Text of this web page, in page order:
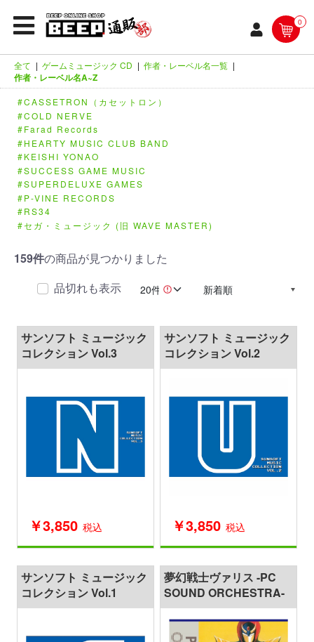
0
全て | ゲームミュージック CD | 作者・レーベル名一覧 |
作者・レーベル名A~Z
CASSETRON（カセットロン）
COLD NERVE
Farad Records
HEARTY MUSIC CLUB BAND
KEISHI YONAO
SUCCESS GAME MUSIC
SUPERDELUXE GAMES
P-VINE RECORDS
RS34
セガ・ミュージック (旧 WAVE MASTER)
159件の商品が見つかりました
品切れも表示
サンソフト ミュージック
コレクション Vol.3
￥3,850 税込
サンソフト ミュージック
コレクション Vol.2
￥3,850 税込
サンソフト ミュージック
コレクション Vol.1
夢幻戦士ヴァリス -PC
SOUND ORCHESTRA-